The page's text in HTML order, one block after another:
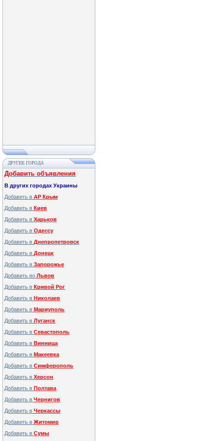
ДРУГИЕ ГОРОДА
Добавить объявления
В других городах Украины
Добавить в АР Крым
Добавить в Киев
Добавить в Харьков
Добавить в Одессу
Добавить в Днепропетровск
Добавить в Донецк
Добавить в Запорожье
Добавить во Львов
Добавить в Кривой Рог
Добавить в Николаев
Добавить в Мариуполь
Добавить в Луганск
Добавить в Севастополь
Добавить в Винница
Добавить в Макеевка
Добавить в Симферополь
Добавить в Херсон
Добавить в Полтава
Добавить в Чернигов
Добавить в Черкассы
Добавить в Житомир
Добавить в Сумы